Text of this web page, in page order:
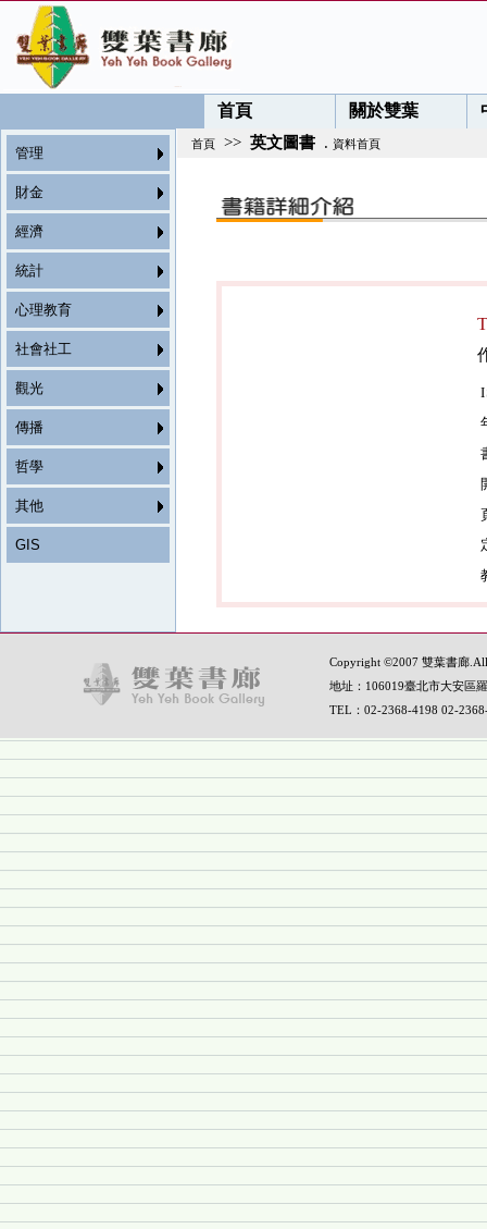
首頁 關於雙葉
管理
財金
經濟
統計
心理教育
社會社工
觀光
傳播
哲學
其他
GIS
首頁 >> 英文圖書 . 資料首頁
Copyright ©2007 雙葉書廊.All
地址：106019臺北市大安區
TEL：02-2368-4198 02-